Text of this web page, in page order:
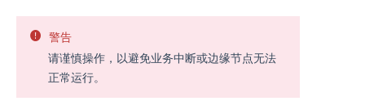
警告
请谨慎操作，以避免业务中断或边缘节点无法
正常运行。